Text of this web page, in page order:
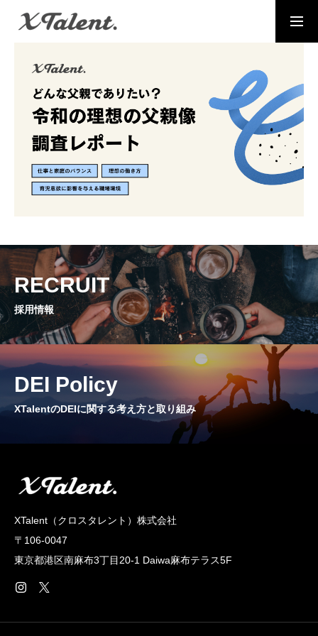
採用情報
MESSAGE
代表メッセージ
PRESIDENT
代表紹介
MEMBERS
社員一覧
CROSS TALK
インタビュー / 座談会
RECRUIT
採用情報
NEWS
会社概要
RECRUIT
採用情報
DEI Policy
XTalentのDEIに関する考え方と取り組み
XTalent（クロスタレント）株式会社
〒106-0047
東京都港区南麻布3丁目20‐1 Daiwa麻布テラス5F